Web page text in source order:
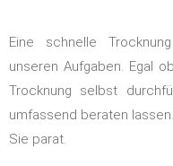
Eine schnelle
unseren Aufgaben. Egal
Trocknung selbst
umfassend beraten
Sie parat.